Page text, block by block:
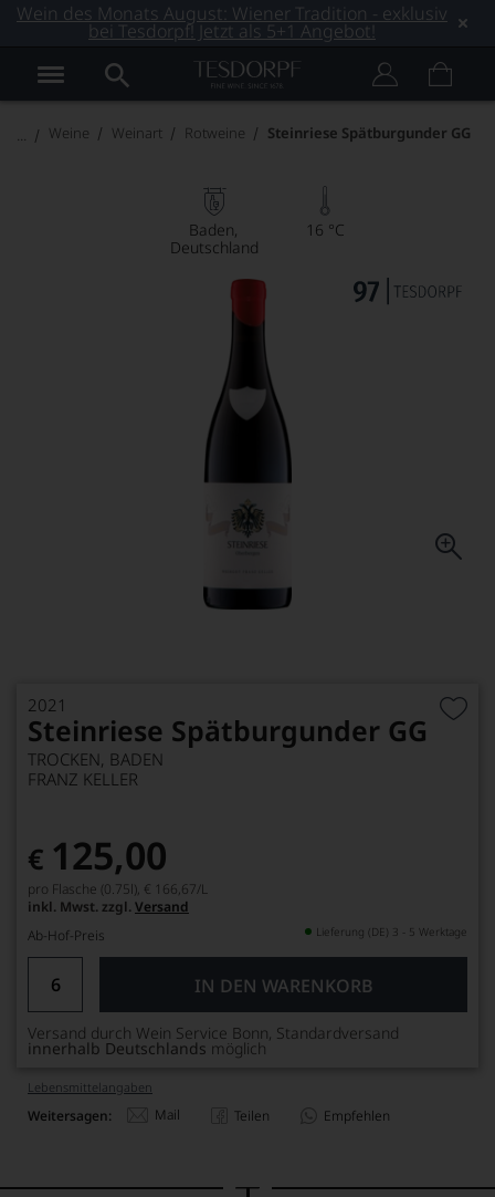
Wein des Monats August: Wiener Tradition - exklusiv
bei Tesdorpf! Jetzt als 5+1 Angebot!
Weine Weinart Rotweine Steinriese Spätburgunder GG
Baden
Deutschland
16 °C
2021
Steinriese Spätburgunder GG
TROCKEN, BADEN
FRANZ KELLER
€ 125,00
pro Flasche (0.75l), € 166,67/L
inkl. Mwst. zzgl. Versand
Ab-Hof-Preis
Lieferung (DE) 3 - 5 Werktage
IN DEN WARENKORB
Versand durch Wein Service Bonn, Standardversand
innerhalb Deutschlands möglich
Lebensmittel­angaben
Weitersagen: Mail Teilen Empfehlen